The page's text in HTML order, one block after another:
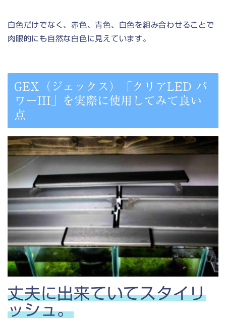
白色だけでなく、赤色、青色、白色を組み合わせることで
肉眼的にも自然な白色に見えています。
GEX（ジェックス）「クリアLED パ
ワーIII」を実際に使用してみて良い
点
丈夫に出来ていてスタイリ
ッシュ。